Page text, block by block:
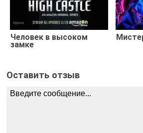
Человек в высоком
замке
Оставить отзыв